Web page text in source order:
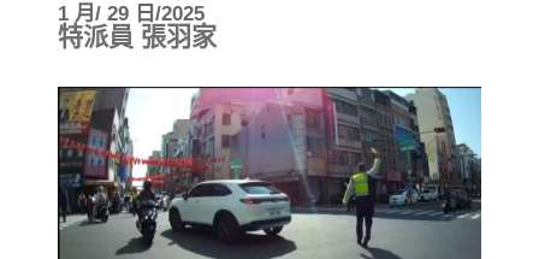
1 月/ 29 日/2025
特派員 張羽家